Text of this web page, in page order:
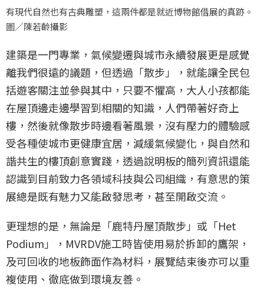
有現代自然也有古典雕塑，這兩件都是就近博物館借展的真跡。
圖／陳若齡攝影
建築是一門專業，氣候變遷與城市永續發展更是感覺
離我們很遠的議題，但透過「散步」，就能讓全民包
括遊客關注並參與其中，只要不懼高，大人小孩都能
在屋頂邊走邊學習到相關的知識，人們帶著好奇上
樓，然後就像散步時邊看著風景，沒有壓力的體驗感
受各種使城市更健康宜居，減緩氣候變化，與自然和
諧共生的樓頂創意實踐，透過說明板的簡列資訊還能
認識到目前致力各領域科技與公司組織，有意思的策
展總是既有魅力又能啟發思考，甚至開啟交流。
更理想的是，無論是「鹿特丹屋頂散步」或「Het
Podium」，MVRDV施工時皆使用易於拆卸的鷹架，
及可回收的地板飾面作為材料，展覽結束後亦可以重
複使用、徹底做到環境友善。